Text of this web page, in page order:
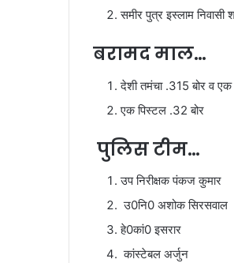
समीर पुत्र इस्लाम निवासी
बरामद माल…
देशी तमंचा .315 बोर व
एक पिस्टल .32 बोर
पुलिस टीम…
उप निरीक्षक पंकज कुमार
उ0नि0 अशोक सिरसवाल
हे0कां0 इसरार
कांस्टेबल अर्जुन